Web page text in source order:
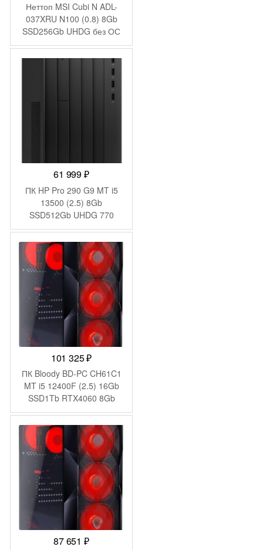
Неттоп MSI Cubi N ADL-
037XRU N100 (0.8) 8Gb
SSD256Gb UHDG без ОС
2xGbitEth WiFi BT 65W
черный (9S6-B0A911-200)
61 999₽
ПК HP Pro 290 G9 MT i5
13500 (2.5) 8Gb
SSD512Gb UHDG 770
FreeDOS GbitEth WiFi BT
180W kb мышь клавиатура
черный (624A6ET)
101 325₽
ПК Bloody BD-PC CH61C1
MT i5 12400F (2.5) 16Gb
SSD1Tb RTX4060 8Gb
Windows 11 Home 64
GbitEth 500W черный
(2085729)
87 651₽